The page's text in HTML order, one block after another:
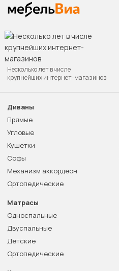
Несколько лет в числе
крупнейших интернет-магазинов
Диваны
Прямые
Угловые
Кушетки
Софы
Механизм аккордеон
Ортопедические
Матрасы
Односпальные
Двуспальные
Детские
Ортопедические